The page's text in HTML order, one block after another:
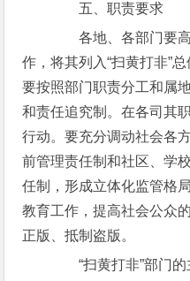
五、职责要求
各地、各部门要高
作，将其列入“扫黄打非”
要按照部门职责分工和属
和责任追究制。在各司其
行动。要充分调动社会各
前管理责任制和社区、学
任制，形成立体化监管格
教育工作，提高社会公众
正版、抵制盗版。
“扫黄打非”部门的